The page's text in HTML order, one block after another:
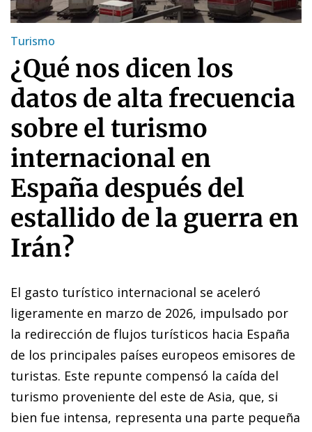
Turismo
¿Qué nos dicen los
datos de alta frecuencia
sobre el turismo
internacional en
España después del
estallido de la guerra en
Irán?
El gasto turístico internacional se aceleró
ligeramente en marzo de 2026, impulsado por
la redirección de flujos turísticos hacia España
de los principales países europeos emisores de
turistas. Este repunte compensó la caída del
turismo proveniente del este de Asia, que, si
bien fue intensa, representa una parte pequeña